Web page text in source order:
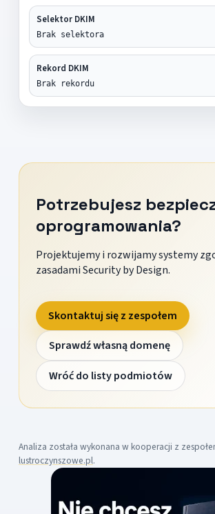
Selektor DKIM
Brak selektora
Rekord DKIM
Brak rekordu
Potrzebujesz
oprogramowania?
Projektujemy i rozwijamy systemy
zasadami Security by Design.
Skontaktuj się z zespołem
Sprawdź własną domenę
Wróć do listy podmiotów
Analiza została wykonana w kooperacji z
lustroczynszowe.pl.